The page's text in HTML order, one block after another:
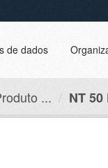
de dados
... NT